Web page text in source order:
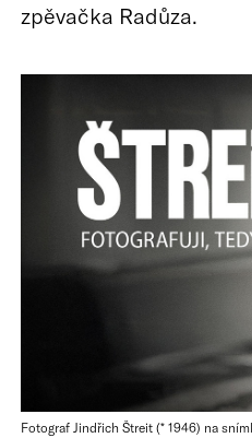
zpěvačka Radůza.
Fotograf Jindřich Štreit (* 1946) na